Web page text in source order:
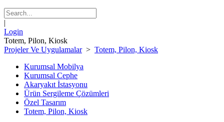
|
Login
Totem, Pilon, Kiosk
Projeler Ve Uygulamalar> Totem, Pilon, Kiosk
Kurumsal Mobilya
Kurumsal Cephe
Akaryakıt İstasyonu
Ürün Sergileme Çözümleri
Özel Tasarım
Totem, Pilon, Kiosk